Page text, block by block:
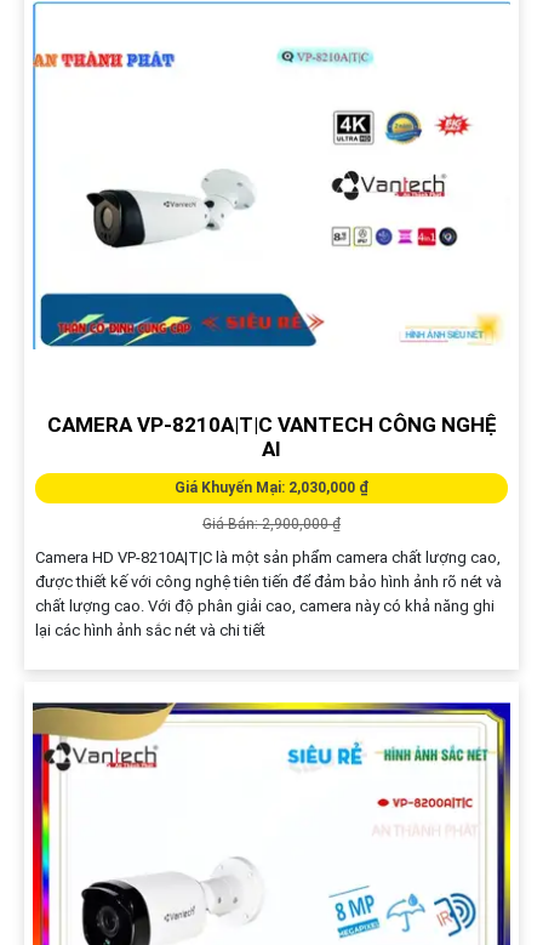
CAMERA VP-8210A|T|C VANTECH CÔNG NGHỆ
AI
Giá Khuyến Mại: 2,030,000 ₫
Giá Bán: 2,900,000 ₫
Camera HD VP-8210A|T|C là một sản phẩm camera chất lượng cao,
được thiết kế với công nghệ tiên tiến để đảm bảo hình ảnh rõ nét và
chất lượng cao. Với độ phân giải cao, camera này có khả năng ghi
lại các hình ảnh sắc nét và chi tiết